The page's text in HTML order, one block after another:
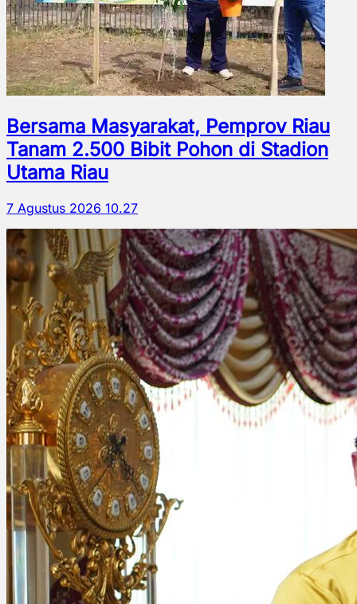
Bersama Masyarakat, Pemprov Riau
Tanam 2.500 Bibit Pohon di Stadion
Utama Riau
7 Agustus 2026 10.27